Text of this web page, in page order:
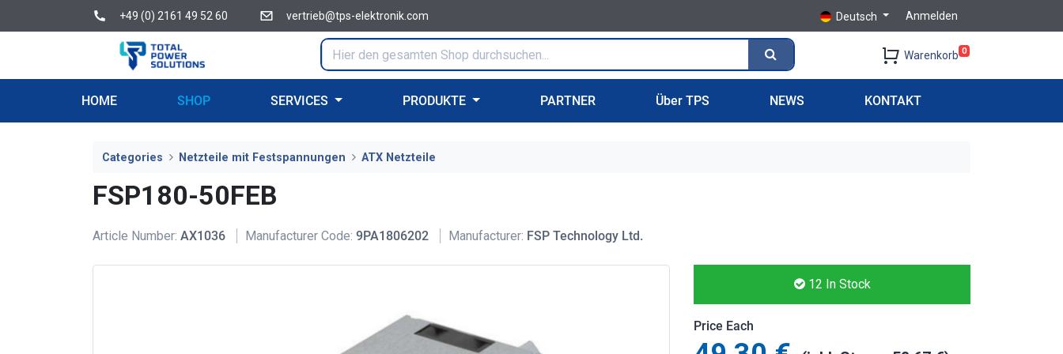
+49 (0) 2161 49 52 60 vertrieb@tps-elektronik.com Deutsch Anmelden
Warenkorb 0
HOME SHOP SERVICES PRODUKTE PARTNER Über TPS NEWS KONTAKT
Categories Netzteile mit Festspannungen ATX Netzteile
FSP180-50FEB
Article Number: AX1036 Manufacturer Code: 9PA1806202 Manufacturer: FSP Technology Ltd.
12 In Stock
Price Each